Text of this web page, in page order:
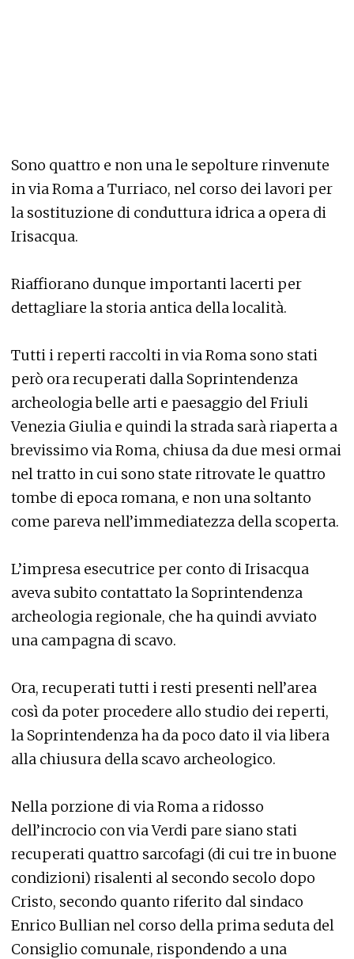
Sono quattro e non una le sepolture rinvenute
in via Roma a Turriaco, nel corso dei lavori per
la sostituzione di conduttura idrica a opera di
Irisacqua.
Riaffiorano dunque importanti lacerti per
dettagliare la storia antica della località.
Tutti i reperti raccolti in via Roma sono stati
però ora recuperati dalla Soprintendenza
archeologia belle arti e paesaggio del Friuli
Venezia Giulia e quindi la strada sarà riaperta a
brevissimo via Roma, chiusa da due mesi ormai
nel tratto in cui sono state ritrovate le quattro
tombe di epoca romana, e non una soltanto
come pareva nell’immediatezza della scoperta.
L’impresa esecutrice per conto di Irisacqua
aveva subito contattato la Soprintendenza
archeologia regionale, che ha quindi avviato
una campagna di scavo.
Ora, recuperati tutti i resti presenti nell’area
così da poter procedere allo studio dei reperti,
la Soprintendenza ha da poco dato il via libera
alla chiusura della scavo archeologico.
Nella porzione di via Roma a ridosso
dell’incrocio con via Verdi pare siano stati
recuperati quattro sarcofagi (di cui tre in buone
condizioni) risalenti al secondo secolo dopo
Cristo, secondo quanto riferito dal sindaco
Enrico Bullian nel corso della prima seduta del
Consiglio comunale, rispondendo a una